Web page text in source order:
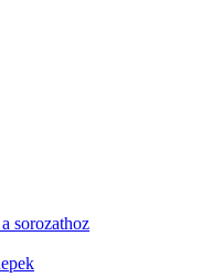
sorozathoz